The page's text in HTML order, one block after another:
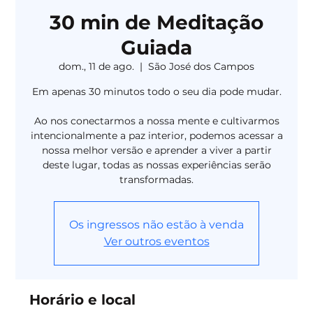
30 min de Meditação
Guiada
dom., 11 de ago.
  |
São José dos Campos
Em apenas 30 minutos todo o seu dia pode mudar.
Ao nos conectarmos a nossa mente e cultivarmos
intencionalmente a paz interior, podemos acessar a
nossa melhor versão e aprender a viver a partir
deste lugar, todas as nossas experiências serão
transformadas.
Os ingressos não estão à venda
Ver outros eventos
Horário e local